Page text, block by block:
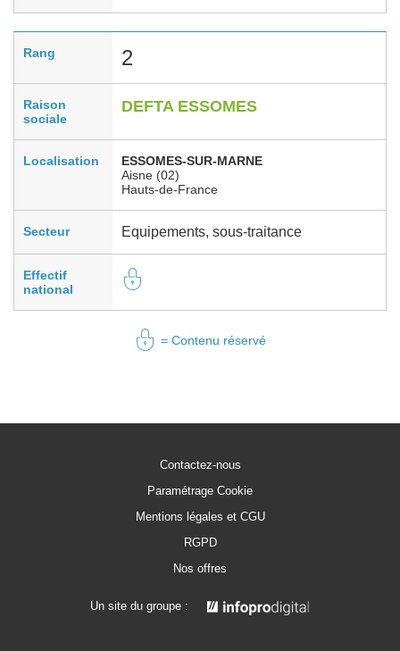
Rang 2
Raison
sociale
DEFTA ESSOMES
Localisation
ESSOMES-SUR-MARNE
Aisne (02)
Hauts-de-France
Secteur Equipements, sous-traitance
Effectif
national
= Contenu réservé
Contactez-nous
Paramétrage Cookie
Mentions légales et CGU
RGPD
Nos offres
Un site du groupe :